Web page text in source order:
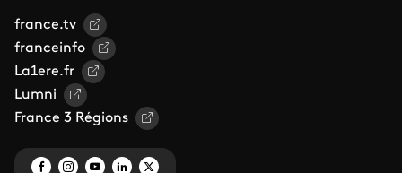
france.tv
franceinfo
La1ere.fr
Lumni
France 3 Régions